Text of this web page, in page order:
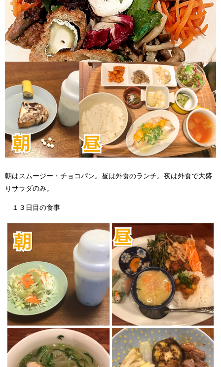
朝はスムージー・チョコパン。昼は外食のランチ。夜は外食で大盛
りサラダのみ。
１３日目の食事